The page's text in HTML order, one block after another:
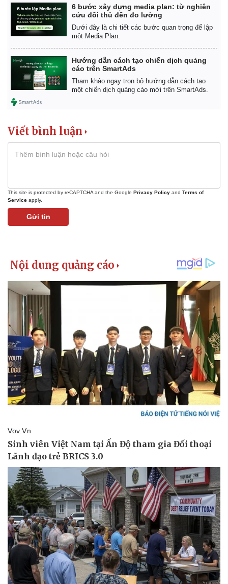
Kinh tế
Bất động sản
Khởi nghiệp
Tiêu dùng
Tỷ giá
Chứng khoán
Giá cà phê
6 bước xây dựng media plan: từ nghiên
cứu đối thủ đến đo lường
Dưới đây là chi tiết các bước quan trọng để lập
một Media Plan.
Hướng dẫn cách tạo chiến dịch quảng
cáo trên SmartAds
Tham khảo ngay trọn bộ hướng dẫn cách tạo
một chiến dịch quảng cáo mới trên SmartAds.
Viết bình luận
This site is protected by reCAPTCHA and the Google Privacy Policy and Terms of
Service apply.
Gửi tin